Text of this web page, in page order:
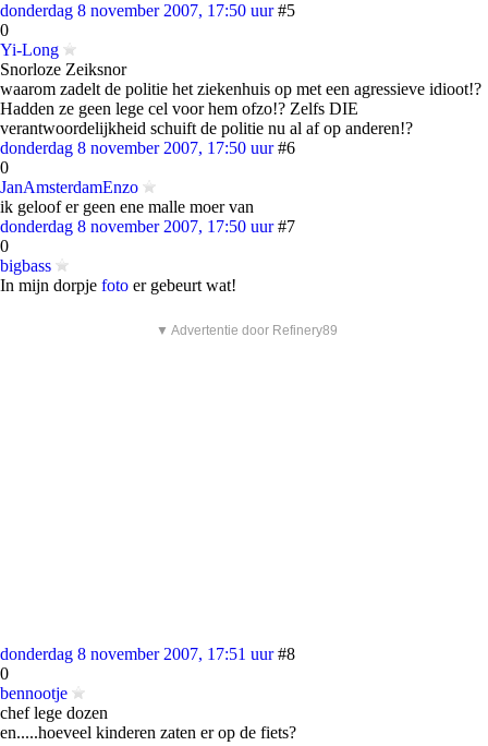
donderdag 8 november 2007, 17:50 uur #5
0
Yi-Long
Snorloze Zeiksnor
waarom zadelt de politie het ziekenhuis op met een agressieve idioot!?
Hadden ze geen lege cel voor hem ofzo!? Zelfs DIE
verantwoordelijkheid schuift de politie nu al af op anderen!?
donderdag 8 november 2007, 17:50 uur #6
0
JanAmsterdamEnzo
ik geloof er geen ene malle moer van
donderdag 8 november 2007, 17:50 uur #7
0
bigbass
In mijn dorpje foto er gebeurt wat!
▼ Advertentie door Refinery89
donderdag 8 november 2007, 17:51 uur #8
0
bennootje
chef lege dozen
en.....hoeveel kinderen zaten er op de fiets?